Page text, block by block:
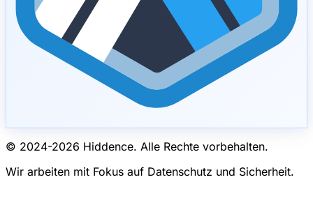
© 2024-2026 Hiddence. Alle Rechte vorbehalten.
Wir arbeiten mit Fokus auf Datenschutz und Sicherheit.